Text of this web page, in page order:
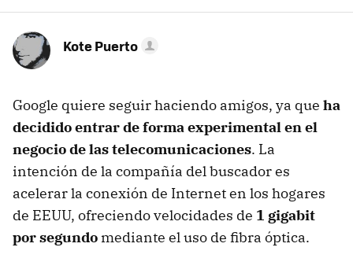
Kote Puerto
Google quiere seguir haciendo amigos, ya que ha
decidido entrar de forma experimental en el
negocio de las telecomunicaciones. La
intención de la compañía del buscador es
acelerar la conexión de Internet en los hogares
de EEUU, ofreciendo velocidades de 1 gigabit
por segundo mediante el uso de fibra óptica.